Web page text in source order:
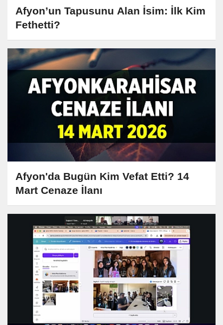
Afyon’un Tapusunu Alan İsim: İlk Kim
Fethetti?
Afyon'da Bugün Kim Vefat Etti? 14
Mart Cenaze İlanı